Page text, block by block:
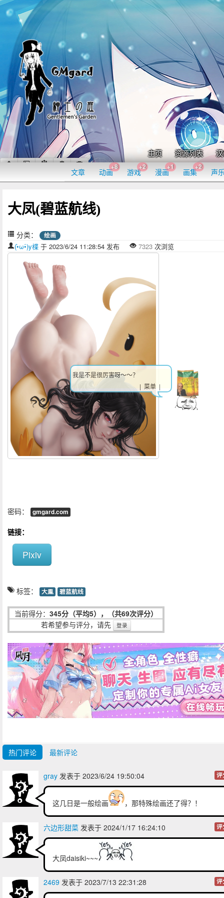
主页 资源列表
文章 动画
+8
游戏
+2
漫画
+1
画集
+2
声
大凤(碧蓝航线)
分类： 绘画
(•̀ω•́)y楪 于 2023/6/24 11:28:54 发布 7323 次浏览
密码： gmgard.com
链接：
Pixiv
标签： 大鳯 碧蓝航线
当前得分： 345分（平均5），（共69次评分）
若希望参与评分，请先
登录
热门评论 最新评论
gray 发表于 2023/6/24 19:50:04 评
这几日是一般绘画 ，那特殊绘画还了得？！
六边形甜菜 发表于 2024/1/17 16:24:10 评
大凤daisiki~~~
2469 发表于 2023/7/13 22:31:28 评
我是不是很厉害呀～～？
| 菜单 |